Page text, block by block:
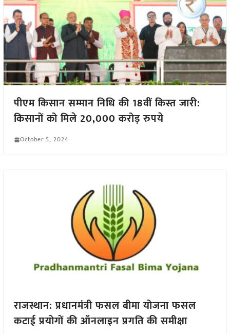
पीएम किसान सम्मान निधि की 18वीं किस्त जारी:
किसानों को मिले 20,000 करोड़ रुपये
October 5, 2024
राजस्थान: प्रधानमंत्री फसल बीमा योजना फसल
कटाई प्रयोगों की ऑनलाइन प्रगति की समीक्षा